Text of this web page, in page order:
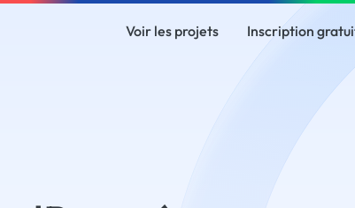
Voir les projets Inscription